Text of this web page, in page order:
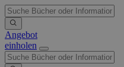
Angebot
einholen